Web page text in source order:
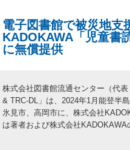
電子図書館で被災地支
KADOKAWA「児童書
に無償提供
株式会社図書館流通センター（代
& TRC-DL」は、2024年1月能登半
氷見市、高岡市に、株式会社
は著者および株式会社KADOKAWA